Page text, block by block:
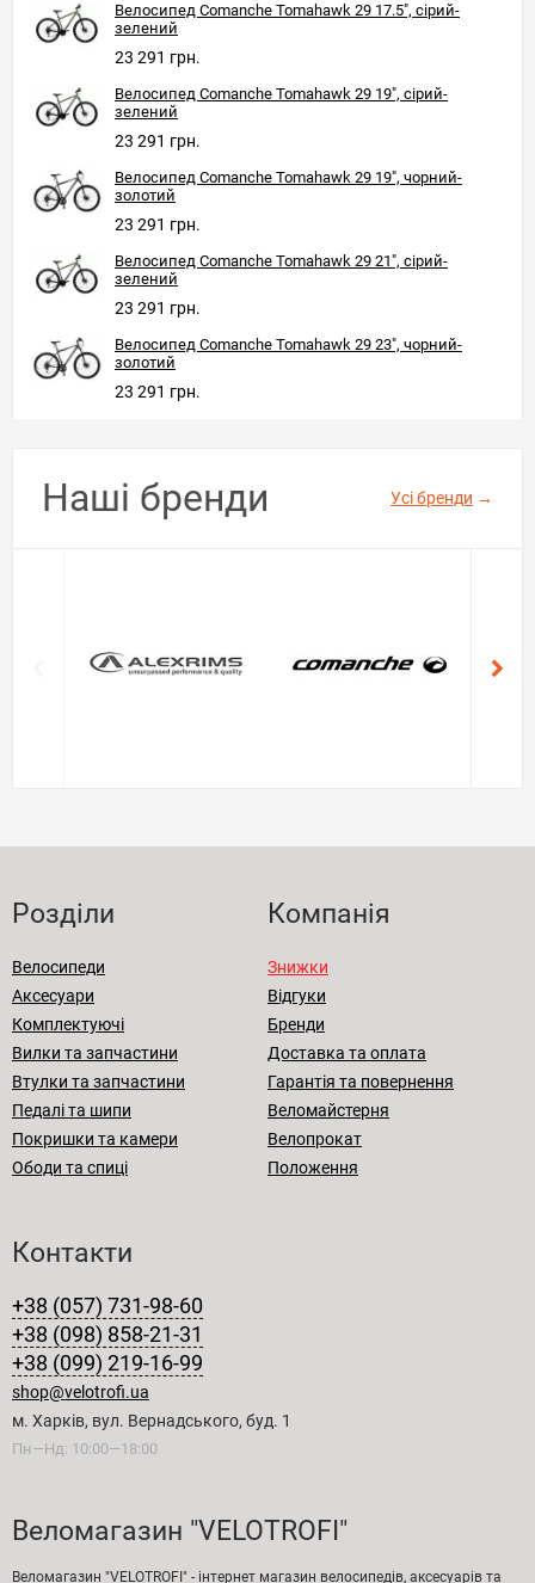
Велосипед Comanche Tomahawk 29 17.5", сірий-
зелений
23 291 грн.
Велосипед Comanche Tomahawk 29 19", сірий-
зелений
23 291 грн.
Велосипед Comanche Tomahawk 29 19", чорний-
золотий
23 291 грн.
Велосипед Comanche Tomahawk 29 21", сірий-
зелений
23 291 грн.
Велосипед Comanche Tomahawk 29 23", чорний-
золотий
23 291 грн.
Наші бренди Усі бренди →
Розділи
Велосипеди
Аксесуари
Комплектуючі
Вилки та запчастини
Втулки та запчастини
Педалі та шипи
Покришки та камери
Ободи та спиці
Компанія
Знижки
Відгуки
Бренди
Доставка та оплата
Гарантія та повернення
Веломайстерня
Велопрокат
Положення
Контакти
+38 (057) 731-98-60
+38 (098) 858-21-31
+38 (099) 219-16-99
shop@velotrofi.ua
м. Харків, вул. Вернадського, буд. 1
Пн—Нд: 10:00—18:00
Веломагазин "VELOTROFI"
Веломагазин "VELOTROFI" - інтернет магазин велосипедів, аксесуарів та